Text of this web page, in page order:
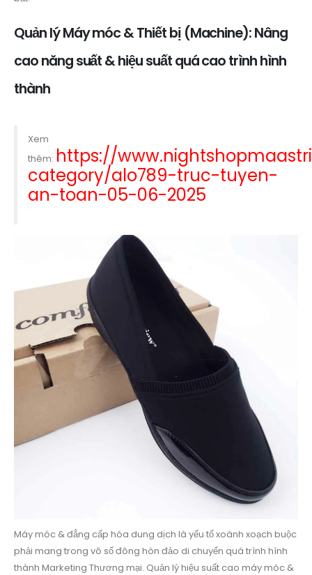
Quản lý Máy móc & Thiết bị (Machine): Nâng
cao năng suất & hiệu suất quá cao trình hình
thành
Xem
thêm: https://
category/alo789-truc-tuyen-
an-toan-05-06-2025
Máy móc & đẳng cấp hóa dung dịch là yếu tố xoành xoạch buộc
phải mang trong vô số đông hòn đảo di chuyển quá trình hình
thành Marketing Thương mại. Quản lý hiệu suất cao máy móc &